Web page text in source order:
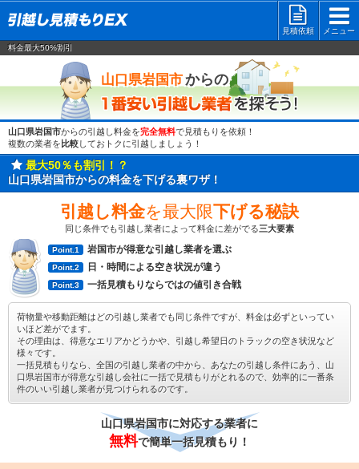
見積依頼
メニュー
料金最大50%割引
山口県岩国市からの
山口県岩国市からの引越し料金を完全無料で見積もりを依頼！
複数の業者を 比較しておトクに引越しましょう！
最大50％も割引！？
山口県岩国市からの料金を下げる裏ワザ！
引越し料金を最大限下げる秘訣
同じ条件でも引越し業者によって料金に差がでる三大要素
Point.1 岩国市が得意な引越し業者を選ぶ
Point.2 日・時間による空き状況が違う
Point.3 一括見積もりならではの値引き合戦
荷物量や移動距離はどの引越し業者でも同じ条件ですが、料金は必ずといってい
いほど差がでます。
その理由は、得意なエリアかどうかや、引越し希望日のトラックの空き状況など
様々です。
一括見積もりなら、全国の引越し業者の中から、あなたの引越し条件にあう、山
口県岩国市が得意な引越し会社に一括で見積もりがとれるので、効率的に一番条
件のいい引越し業者が見つけられるのです。
山口県岩国市に対応する業者に
無料で簡単一括見積もり！